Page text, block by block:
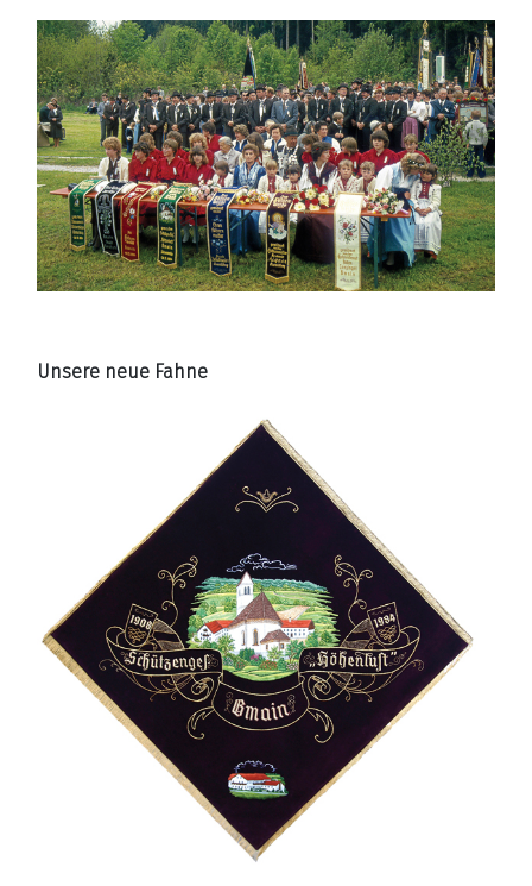
Unsere neue Fahne